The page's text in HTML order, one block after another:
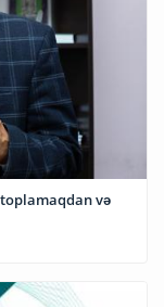
və